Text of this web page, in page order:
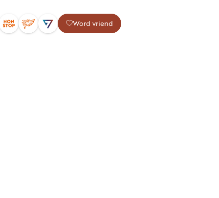
Word vriend